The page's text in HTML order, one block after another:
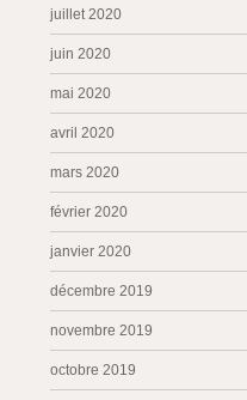
juillet 2020
juin 2020
mai 2020
avril 2020
mars 2020
février 2020
janvier 2020
décembre 2019
novembre 2019
octobre 2019